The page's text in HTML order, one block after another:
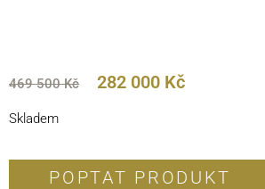
469 500Kč 282 000 Kč
Skladem
POPTAT PRODUKT